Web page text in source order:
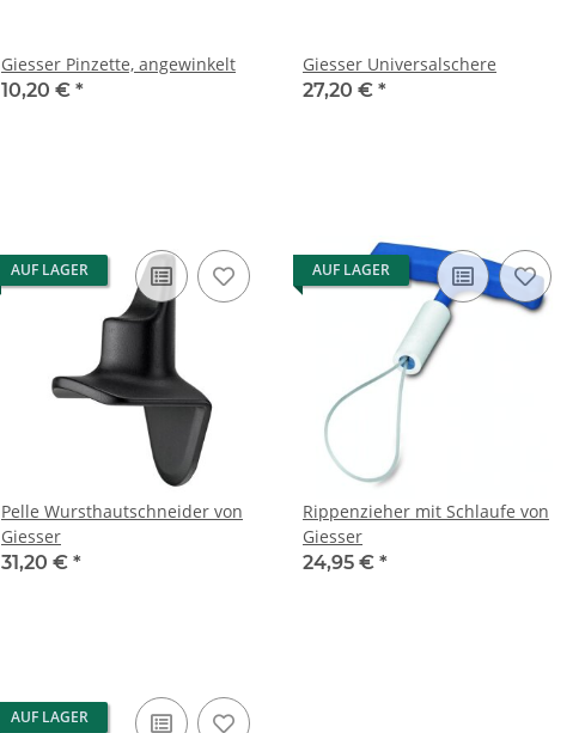
Giesser Pinzette, angewinkelt
10,20 € *
Giesser Universalschere
27,20 € *
AUF LAGER
Pelle Wursthautschneider von
Giesser
31,20 € *
AUF LAGER
Rippenzieher mit Schlaufe von
Giesser
24,95 € *
AUF LAGER